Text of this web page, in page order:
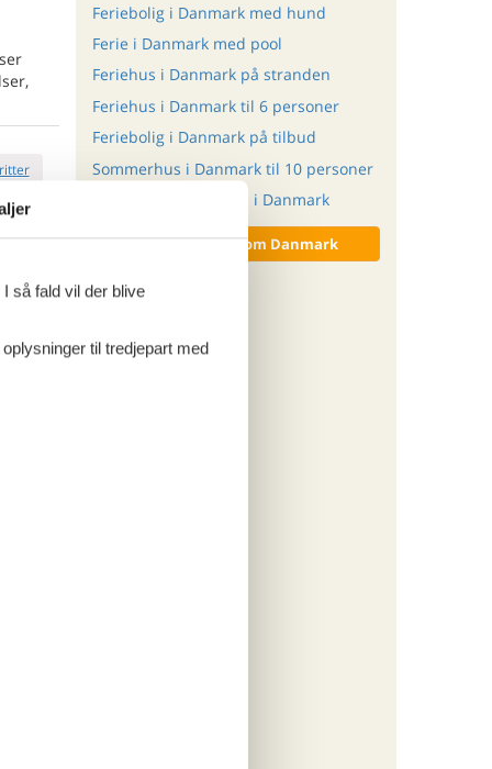
Feriebolig i Danmark med hund
Ferie i Danmark med pool
Feriehus i Danmark på stranden
Feriehus i Danmark til 6 personer
Feriebolig i Danmark på tilbud
Sommerhus i Danmark til 10 personer
Sommerhus med spa i Danmark
Vis alle artikler om Danmark
så fald vil der blive
til tredjepart med